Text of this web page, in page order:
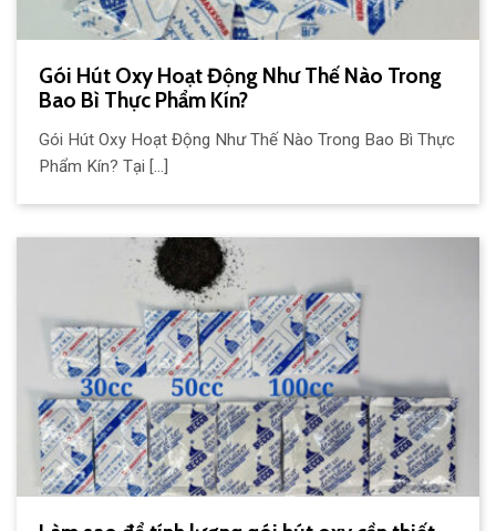
Gói Hút Oxy Hoạt Động Như Thế Nào Trong
Bao Bì Thực Phẩm Kín?
Gói Hút Oxy Hoạt Động Như Thế Nào Trong Bao Bì Thực
Phẩm Kín? Tại [...]